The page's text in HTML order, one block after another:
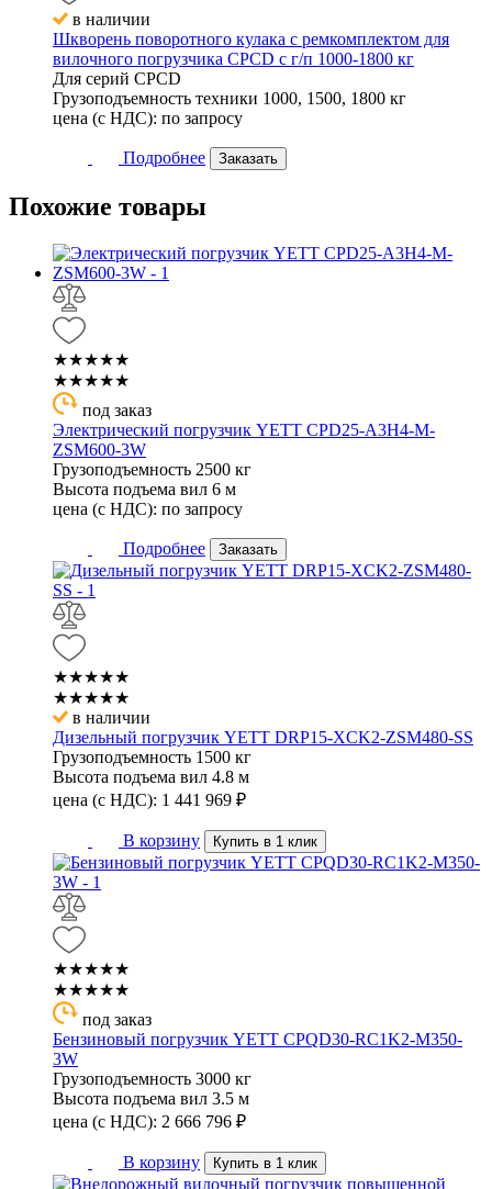
в наличии
Шкворень поворотного кулака с ремкомплектом для
вилочного погрузчика CPCD с г/п 1000-1800 кг
Для серий CPCD
Грузоподъемность техники 1000, 1500, 1800 кг
цена (с НДС): по запросу
Подробнее Заказать
Похожие товары
★★★★★
★★★★★
под заказ
Электрический погрузчик YETT CPD25-A3H4-M-
ZSM600-3W
Грузоподъемность 2500 кг
Высота подъема вил 6 м
цена (с НДС): по запросу
Подробнее Заказать
★★★★★
★★★★★
в наличии
Дизельный погрузчик YETT DRP15-XCK2-ZSM480-SS
Грузоподъемность 1500 кг
Высота подъема вил 4.8 м
цена (с НДС): 1 441 969 ₽
В корзину Купить в 1 клик
★★★★★
★★★★★
под заказ
Бензиновый погрузчик YETT CPQD30-RC1K2-M350-
3W
Грузоподъемность 3000 кг
Высота подъема вил 3.5 м
цена (с НДС): 2 666 796 ₽
В корзину Купить в 1 клик